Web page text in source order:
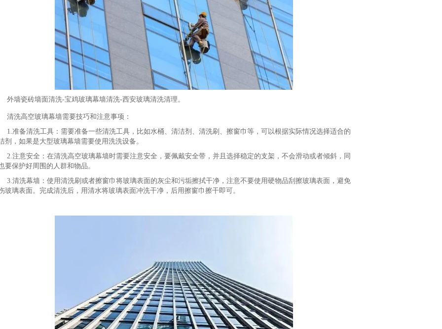
外墙瓷砖墙面清洗-宝鸡玻璃幕墙清洗-西安玻璃清洗清理。
清洗高空玻璃幕墙需要技巧和注意事项：
1.准备清洗工具：需要准备一些清洗工具，比如水桶、清洁剂、清洗刷、擦窗巾等，可以根据实际情况选择适合的
剂，如果是大型玻璃幕墙需要使用洗洗设备。
2.注意安全：在清洗高空玻璃幕墙时需要注意安全，要佩戴安全带，并且选择稳定的支架，不会滑动或者倾斜，同
要保护好周围的人群和物品。
3.清洗幕墙：使用清洗刷或者擦窗巾将玻璃表面的灰尘和污垢擦拭干净，注意不要使用硬物品刮擦玻璃表面，避免
玻璃表面。完成清洗后，用清水将玻璃表面冲洗干净，后用擦窗巾擦干即可。